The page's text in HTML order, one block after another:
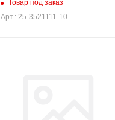
Товар под заказ
Арт.: 25-3521111-10